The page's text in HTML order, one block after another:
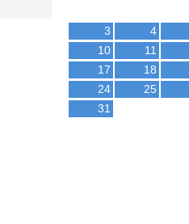
3
4
10
11
17
18
24
25
31